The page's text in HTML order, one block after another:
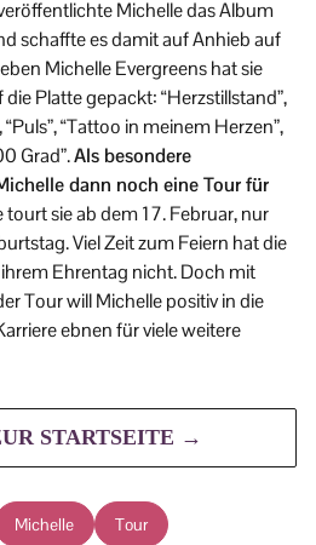
Michelle das Album
schaffte es damit auf Anhieb auf
Michelle Evergreens hat sie
Platte gepackt: “Herzstillstand”,
“Puls”, “Tattoo in meinem Herzen”,
Grad”.Als besondere
dann noch eine Tour für
sie ab dem 17. Februar, nur
Viel Zeit zum Feiern hat die
Ehrentag nicht. Doch mit
Tour will Michelle positiv in die
ebnen für viele weitere
STARTSEITE →
Michelle Tour